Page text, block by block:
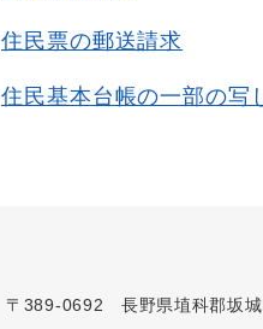
住民票の郵送請求
住民基本台帳の一部の写
〒389-0692 長野県埴科郡坂